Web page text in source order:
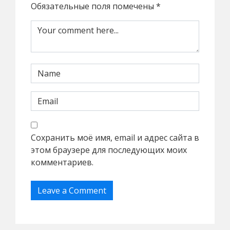
Обязательные поля помечены *
Сохранить моё имя, email и адрес сайта в
этом браузере для последующих моих
комментариев.